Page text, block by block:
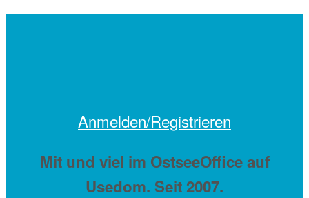
Anmelden/Registrieren
Mit und viel im OstseeOffice auf
Usedom. Seit 2007.